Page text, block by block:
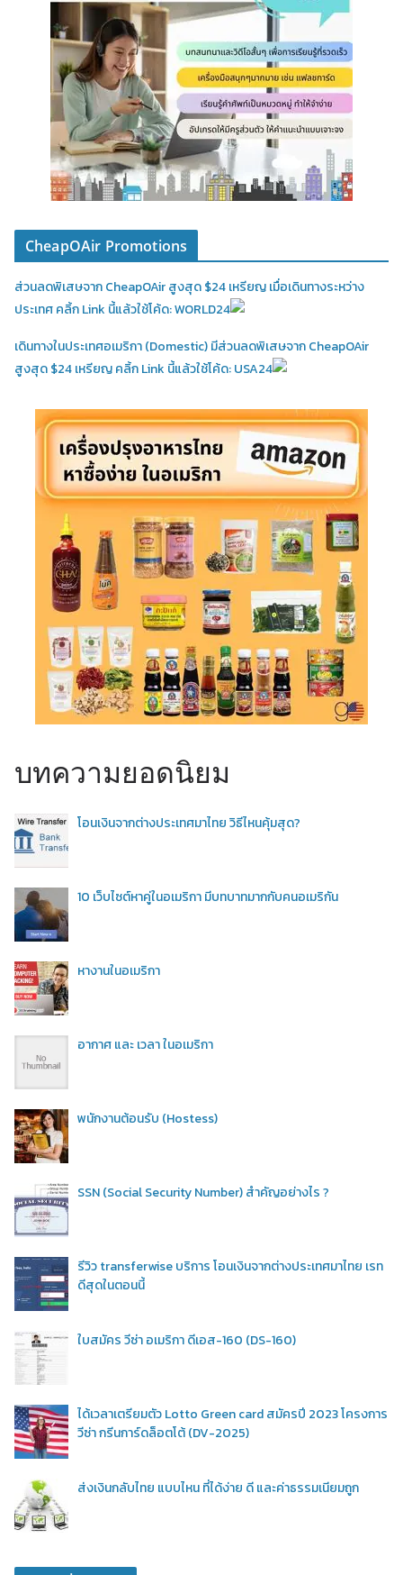
CheapOAir Promotions
ส่วนลดพิเสษจาก CheapOAir สูงสุด $24 เหรียญ เมื่อเดินทางระหว่าง
ประเทศ คลิ้ก Link นี้แล้วใช้โค้ด: WORLD24
เดินทางในประเทศอเมริกา (Domestic)มีส่วนลดพิเสษจาก CheapOAir
สูงสุด $24 เหรียญ คลิ้ก Link นี้แล้วใช้โค้ด: USA24
บทความยอดนิยม
โอนเงินจากต่างประเทศมาไทย วิธีไหนคุ้มสุด?
10 เว็บไซต์หาคู่ในอเมริกา มีบทบาทมากกับคนอเมริกัน
หางานในอเมริกา
อากาศ และ เวลา ในอเมริกา
พนักงานต้อนรับ (Hostess)
SSN (Social Security Number) สำคัญอย่างไร ?
รีวิว transferwise บริการ โอนเงินจากต่างประเทศมาไทย เรท
ดีสุดในตอนนี้
ใบสมัคร วีซ่า อเมริกา ดีเอส-160 (DS-160)
ได้เวลาเตรียมตัว Lotto Green card สมัครปี 2023 โครงการ
วีซ่า กรีนการ์ดล็อตโต้ (DV-2025)
ส่งเงินกลับไทย แบบไหน ที่ได้ง่าย ดี และค่าธรรมเนียมถูก